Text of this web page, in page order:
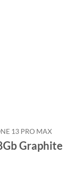
13 PRO MAX
Graphite